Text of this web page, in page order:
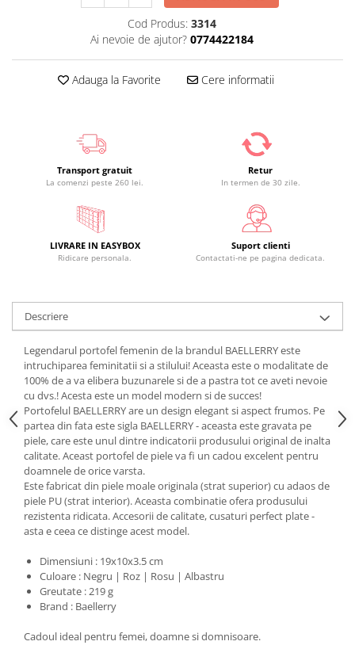
Cod Produs: 3314
Ai nevoie de ajutor? 0774422184
Adauga la Favorite Cere informatii
Transport gratuit
La comenzi peste 260 lei.
Retur
In termen de 30 zile.
LIVRARE IN EASYBOX
Ridicare personala.
Suport clienti
Contactati-ne pe pagina dedicata.
Descriere
Legendarul portofel femenin de la brandul BAELLERRY este
intruchiparea feminitatii si a stilului! Aceasta este o modalitate de
100% de a va elibera buzunarele si de a pastra tot ce aveti nevoie
cu dvs.! Acesta este un model modern si de succes!
Portofelul BAELLERRY are un design elegant si aspect frumos. Pe
partea din fata este sigla BAELLERRY - aceasta este gravata pe
piele, care este unul dintre indicatorii produsului original de inalta
calitate. Aceast portofel de piele va fi un cadou excelent pentru
doamnele de orice varsta.
Este fabricat din piele moale originala (strat superior) cu adaos de
piele PU (strat interior). Aceasta combinatie ofera produsului
rezistenta ridicata. Accesorii de calitate, cusaturi perfect plate -
asta e ceea ce distinge acest model.
Dimensiuni : 19x10x3.5 cm
Culoare : Negru | Roz | Rosu | Albastru
Greutate : 219 g
Brand : Baellerry
Cadoul ideal pentru femei, doamne si domnisoare.